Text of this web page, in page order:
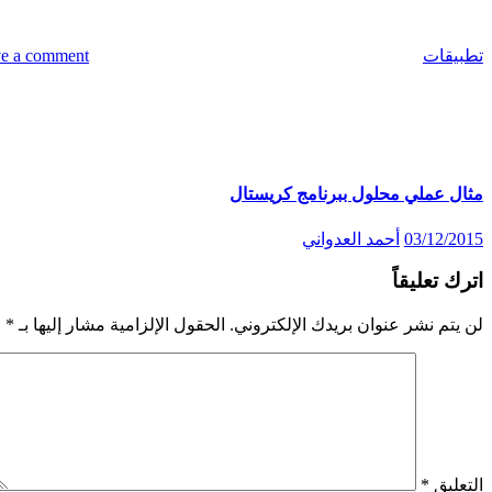
تطبيقات a comment
مثال عملي محلول ببرنامج كريستال
03/12/2015 أحمد العدواني
اترك تعليقاً
لن يتم نشر عنوان بريدك الإلكتروني. الحقول الإلزامية مشار إليها بـ *
التعليق *